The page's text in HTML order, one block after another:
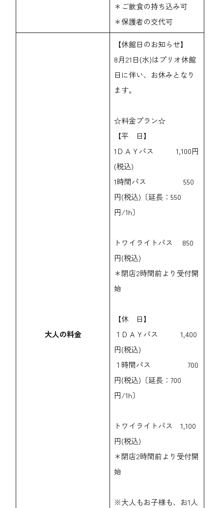
＊ご飲食の持ち込み可
＊保護者の交代可
大人の料金
【休館日のお知らせ】
8月21日(水)はプリオ休館
日に伴い、お休みとなり
ます。
☆料金プラン☆
【平 日】
1ＤＡＹパス 1,100円
(税込)
1時間パス 550
円(税込)〔延長：550
円/1h〕
トワイライトパス 850
円(税込)
＊閉店2時間前より受付開
始
【休 日】
１ＤＡＹパス 1,400
円(税込)
１時間パス 700
円(税込)〔延長：700
円/1h〕
トワイライトパス 1,100
円(税込)
＊閉店2時間前より受付開
始
※大人もお子様も、お1人